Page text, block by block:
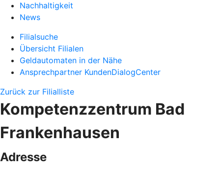
Nachhaltigkeit
News
Filialsuche
Übersicht Filialen
Geldautomaten in der Nähe
Ansprechpartner KundenDialogCenter
Zurück zur Filialliste
Kompetenzzentrum Bad
Frankenhausen
Adresse